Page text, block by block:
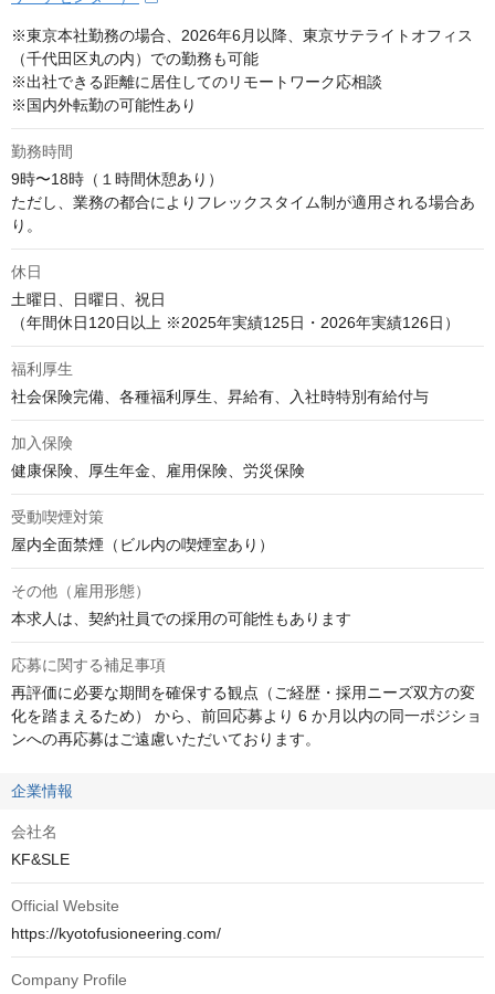
※東京本社勤務の場合、2026年6月以降、東京サテライトオフィス
（千代田区丸の内）での勤務も可能
※出社できる距離に居住してのリモートワーク応相談
※国内外転勤の可能性あり
勤務時間
9時〜18時（１時間休憩あり）
ただし、業務の都合によりフレックスタイム制が適用される場合あ
り。
休日
土曜日、日曜日、祝日
（年間休日120日以上 ※2025年実績125日・2026年実績126日）
福利厚生
社会保険完備、各種福利厚生、昇給有、入社時特別有給付与
加入保険
健康保険、厚生年金、雇用保険、労災保険
受動喫煙対策
屋内全面禁煙（ビル内の喫煙室あり）
その他（雇用形態）
本求人は、契約社員での採用の可能性もあります
応募に関する補足事項
再評価に必要な期間を確保する観点（ご経歴・採用ニーズ双方の変
化を踏まえるため） から、前回応募より 6 か月以内の同一ポジショ
ンへの再応募はご遠慮いただいております。
企業情報
会社名
KF&SLE
Official Website
https://kyotofusioneering.com/
Company Profile